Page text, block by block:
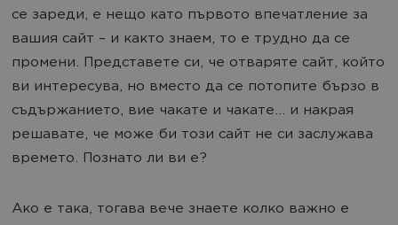
се зареди, е нещо като първото впечатление за
вашия сайт – и както знаем, то е трудно да се
промени. Представете си, че отваряте сайт, който
ви интересува, но вместо да се потопите бързо в
съдържанието, вие чакате и чакате... и накрая
решавате, че може би този сайт не си заслужава
времето. Познато ли ви е?
Ако е така, тогава вече знаете колко важно е